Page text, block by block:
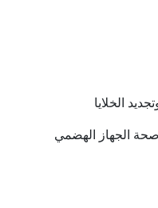
الخلايا
صحة الجهاز الهضمي